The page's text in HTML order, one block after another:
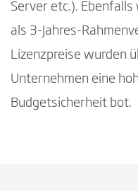
Server etc.).
als 3-Jahres-
Lizenzpreise wurden
Unternehmen eine
Budgetsicherheit bot.